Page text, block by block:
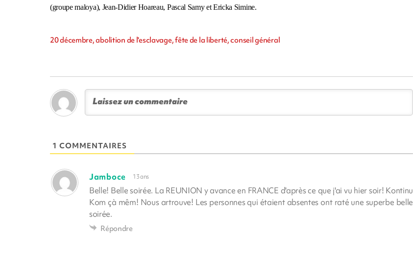
(groupe maloya), Jean-Didier Hoareau, Pascal Samy et Ericka Simine.
20 décembre, abolition de l'esclavage, fête de la liberté, conseil général
1 COMMENTAIRES
Jamboce 13 ans
Belle! Belle soirée. La REUNION y avance en FRANCE d'après ce que j'ai vu hier soir! Kontinu
Kom çà mêm! Nous artrouve! Les personnes qui étaient absentes ont raté une superbe belle
soirée.
Répondre